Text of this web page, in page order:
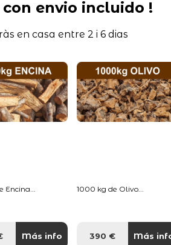
con envio incluido !
en casa entre 2 i 6 dias
Encina...
Más info
1000 kg de Olivo...
390 € Más